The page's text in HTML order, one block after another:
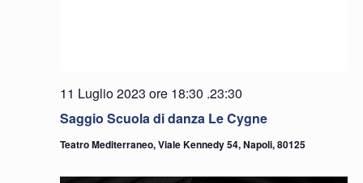
Saggio Scuola di danza Le Cygne
11 Luglio 2023 ore 18:30 .23:30
Teatro Mediterraneo, Viale Kennedy 54, Napoli, 80125